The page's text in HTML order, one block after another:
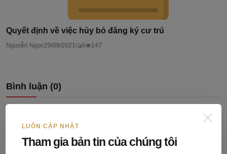
Quyết định về việc hủy bỏ đăng ký cư trú
Nguyễn Ngọc29/09/2021 0 147
Bình luận (0)
LUÔN CẬP NHẬT
Tham gia bản tin của chúng tôi